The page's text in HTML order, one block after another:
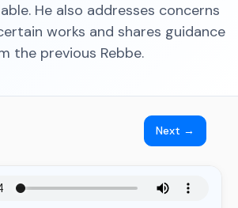
He also addresses concerns
works and shares guidance
the previous Rebbe.
Next →